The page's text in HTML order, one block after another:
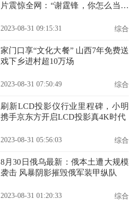
片震惊全网：“谢霆锋，你怎么当爸
2023-08-31 09:15:31 综合
家门口享“文化大餐” 山西7年免费送
戏下乡进村超10万场
2023-08-31 07:50:49 综合
刷新LCD投影仪行业里程碑，小明
携手京东方开启LCD投影真4K时代
2023-08-31 05:56:03 综合
8月30日俄乌最新：俄本土遭大规模
袭击 风暴阴影摧毁俄军装甲纵队
2023-08-31 01:20:33 综合